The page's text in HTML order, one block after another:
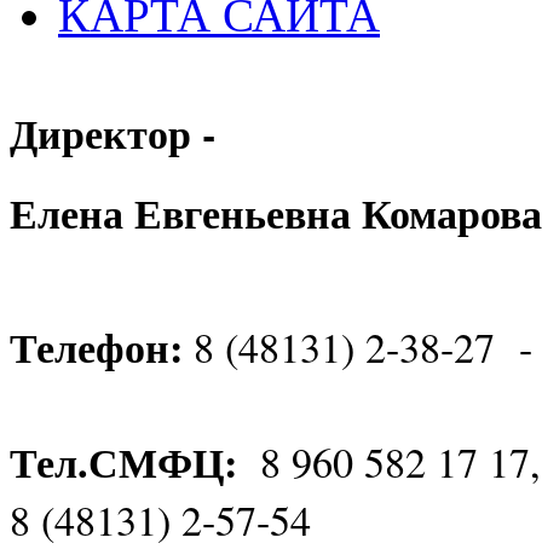
КАРТА САЙТА
Директор -
Елена Евгеньевна Комарова
Телефон: 8 (48131) 2-38-27 -
Тел.СМФЦ: 8 960 582 17
8 (48131) 2-57-54